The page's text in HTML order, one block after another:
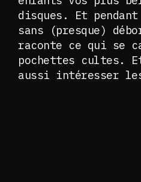
disques. Et
sans (presque)
raconte ce qui se
pochettes cultes.
aussi intéresser